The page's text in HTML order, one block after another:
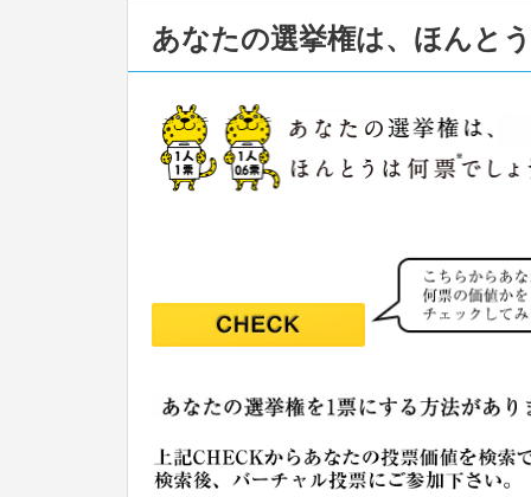
あなたの選挙権は、ほんと